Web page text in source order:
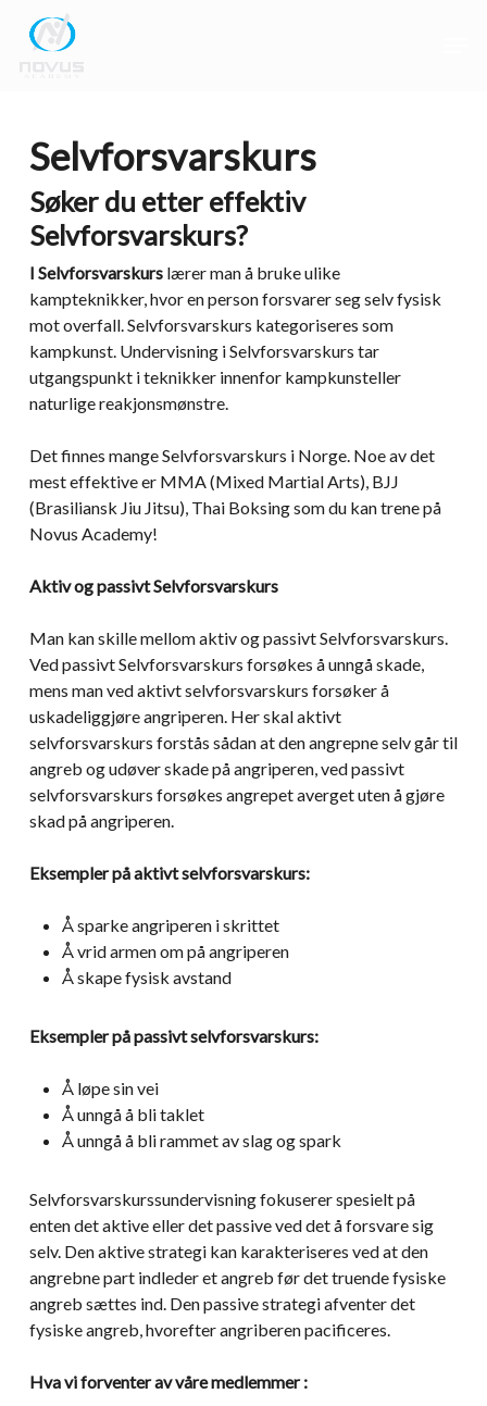
Selvforsvarskurs
Søker du etter effektiv
Selvforsvarskurs?
I Selvforsvarskurs lærer man å bruke ulike
kampteknikker, hvor en person forsvarer seg selv fysisk
mot overfall. Selvforsvarskurs kategoriseres som
kampkunst. Undervisning i Selvforsvarskurs tar
utgangspunkt i teknikker innenfor kampkunsteller
naturlige reakjonsmønstre.
Det finnes mange Selvforsvarskurs i Norge. Noe av det
mest effektive er MMA (Mixed Martial Arts), BJJ
(Brasiliansk Jiu Jitsu), Thai Boksing som du kan trene på
Novus Academy!
Aktiv og passivt Selvforsvarskurs
Man kan skille mellom aktiv og passivt Selvforsvarskurs.
Ved passivt Selvforsvarskurs forsøkes å unngå skade,
mens man ved aktivt selvforsvarskurs forsøker å
uskadeliggjøre angriperen. Her skal aktivt
selvforsvarskurs forstås sådan at den angrepne selv går til
angreb og udøver skade på angriperen, ved passivt
selvforsvarskurs forsøkes angrepet averget uten å gjøre
skad på angriperen.
Eksempler på aktivt selvforsvarskurs:
Å sparke angriperen i skrittet
Å vrid armen om på angriperen
Å skape fysisk avstand
Eksempler på passivt selvforsvarskurs:
Å løpe sin vei
Å unngå å bli taklet
Å unngå å bli rammet av slag og spark
Selvforsvarskurssundervisning fokuserer spesielt på
enten det aktive eller det passive ved det å forsvare sig
selv. Den aktive strategi kan karakteriseres ved at den
angrebne part indleder et angreb før det truende fysiske
angreb sættes ind. Den passive strategi afventer det
fysiske angreb, hvorefter angriberen pacificeres.
Hva vi forventer av våre medlemmer :